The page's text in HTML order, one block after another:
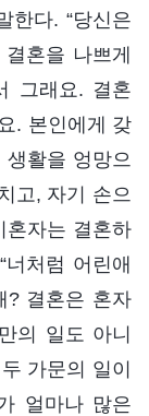
한다. “당신은
혼을 나쁘게
그래요. 결혼
. 본인에게 갖
활을 엉망으
고, 자기 손으
혼자는 결혼하
처럼 어린애
? 결혼은 혼자
의 일도 아니
가문의 일이
얼마나 많은